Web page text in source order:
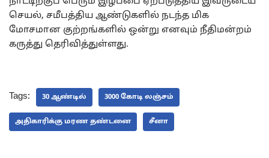
செயல், சமீபத்திய ஆண்டுகளில் நடந்த மிக
மோசமான குற்றங்களில் ஒன்று எனவும் நீதிமன்றம்
கருத்து தெரிவித்துள்ளது.
Tags: 30 ஆண்டில் 3000 கோடி லஞ்சம்
அதிகாரிக்கு மரண தண்டனை சீனா